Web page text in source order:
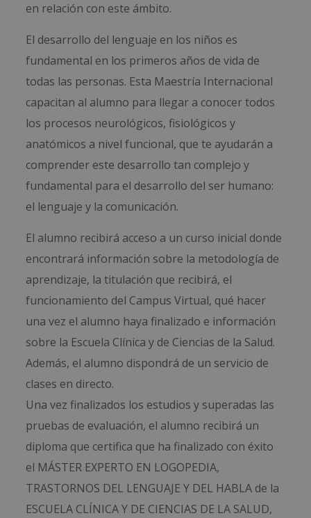
en relación con este ámbito.
El desarrollo del lenguaje en los niños es
fundamental en los primeros años de vida de
todas las personas. Esta Maestría Internacional
capacitan al alumno para llegar a conocer todos
los procesos neurológicos, fisiológicos y
anatómicos a nivel funcional, que te ayudarán a
comprender este desarrollo tan complejo y
fundamental para el desarrollo del ser humano:
el lenguaje y la comunicación.
El alumno recibirá acceso a un curso inicial donde
encontrará información sobre la metodología de
aprendizaje, la titulación que recibirá, el
funcionamiento del Campus Virtual, qué hacer
una vez el alumno haya finalizado e información
sobre la Escuela Clínica y de Ciencias de la Salud.
Además, el alumno dispondrá de un servicio de
clases en directo.
Una vez finalizados los estudios y superadas las
pruebas de evaluación, el alumno recibirá un
diploma que certifica que ha finalizado con éxito
el MÁSTER EXPERTO EN LOGOPEDIA,
TRASTORNOS DEL LENGUAJE Y DEL HABLA de la
ESCUELA CLÍNICA Y DE CIENCIAS DE LA SALUD,